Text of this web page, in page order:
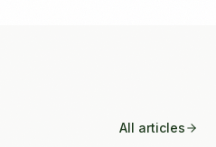
All articles